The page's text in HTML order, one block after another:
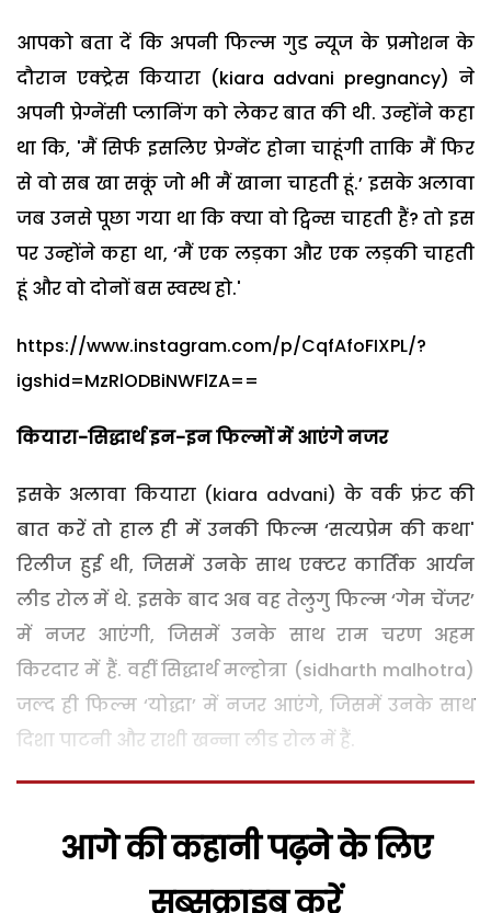
आपको बता दें कि अपनी फिल्म गुड न्यूज के प्रमोशन के
दौरान एक्ट्रेस कियारा (kiara advani pregnancy) ने
अपनी प्रेग्नेंसी प्लानिंग को लेकर बात की थी. उन्होंने कहा
था कि, 'मैं सिर्फ इसलिए प्रेग्नेंट होना चाहूंगी ताकि मैं फिर
से वो सब खा सकूं जो भी मैं खाना चाहती हूं.’ इसके अलावा
जब उनसे पूछा गया था कि क्या वो ट्विन्स चाहती हैं? तो इस
पर उन्होंने कहा था, ‘मैं एक लड़का और एक लड़की चाहती
हूं और वो दोनों बस स्वस्थ हो.'
https://www.instagram.com/p/CqfAfoFIXPL/?
igshid=MzRlODBiNWFlZA==
कियारा-सिद्धार्थ इन-इन फिल्मों में आएंगे नजर
इसके अलावा कियारा (kiara advani) के वर्क फ्रंट की
बात करें तो हाल ही में उनकी फिल्म ‘सत्यप्रेम की कथा'
रिलीज हुई थी, जिसमें उनके साथ एक्टर कार्तिक आर्यन
लीड रोल में थे. इसके बाद अब वह तेलुगु फिल्म ‘गेम चेंजर’
में नजर आएंगी, जिसमें उनके साथ राम चरण अहम
किरदार में हैं. वहीं सिद्धार्थ मल्होत्रा (sidharth malhotra)
जल्द ही फिल्म ‘योद्धा’ में नजर आएंगे, जिसमें उनके साथ
दिशा पाटनी और राशी खन्ना लीड रोल में हैं.
आगे की कहानी पढ़ने के लिए
सब्सक्राइब करें